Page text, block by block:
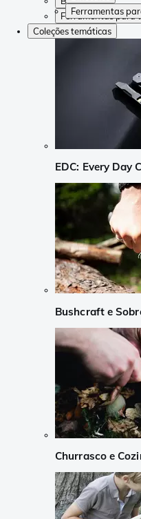
Ferramentas
Ferramentas para
Coleções temáticas
EDC: Every Day
Bushcraft e
Churrasco e